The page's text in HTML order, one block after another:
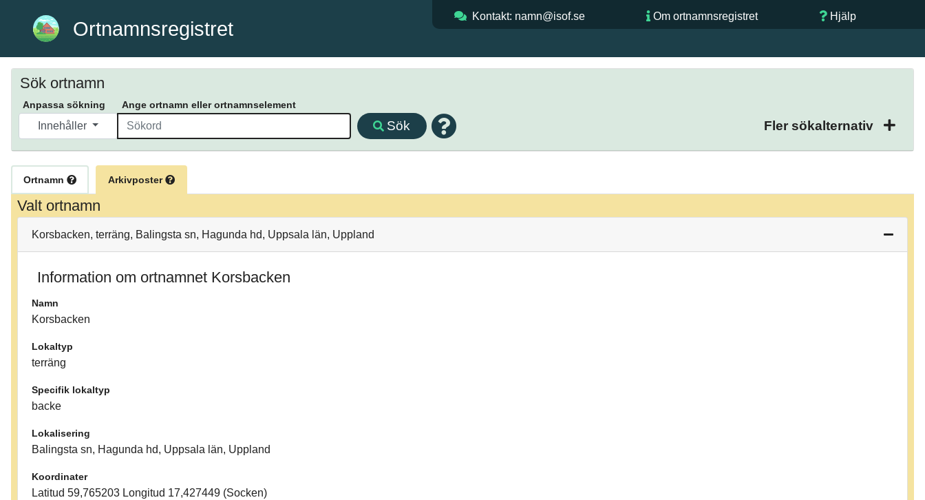
Ortnamnsregistret
Kontakt: namn@isof.se Om ortnamnsregistret Hjälp
Sök ortnamn
Anpassa sökning Ange ortnamn eller ortnamnselement
Innehåller Sök Fler sökalternativ
Ortnamn Arkivposter
Valt ortnamn
Korsbacken, terräng, Balingsta sn, Hagunda hd, Uppsala län, Uppland
Information om ortnamnet Korsbacken
Namn
Korsbacken
Lokaltyp
terräng
Specifik lokaltyp
backe
Lokalisering
Balingsta sn, Hagunda hd, Uppsala län, Uppland
Koordinater
Latitud 59,765203 Longitud 17,427449 (Socken)